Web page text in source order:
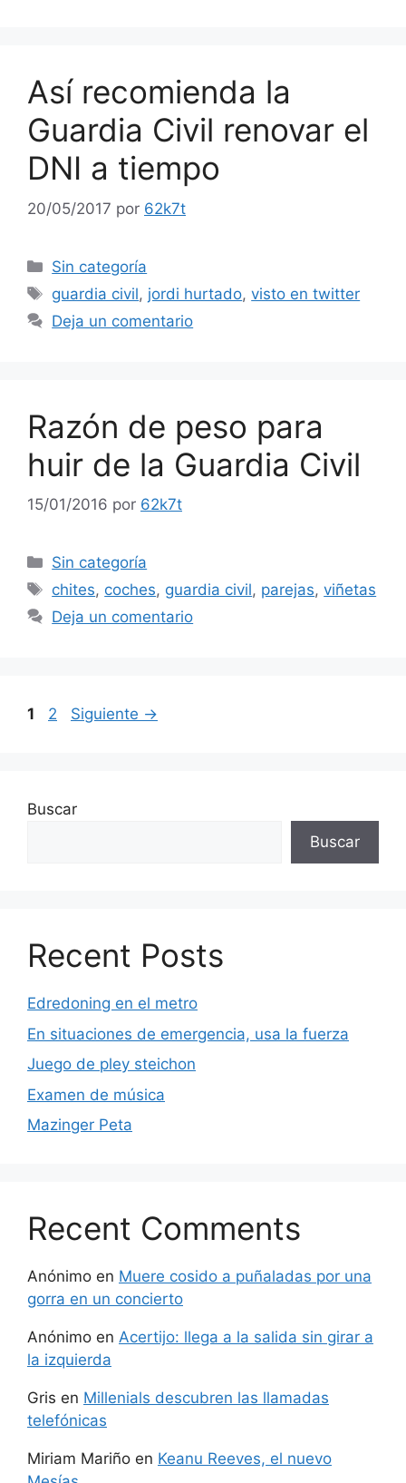
Así recomienda la
Guardia Civil renovar el
DNI a tiempo
20/05/2017 por 62k7t
Categorías
Sin categoría
Etiquetas
guardia civil, jordi hurtado,visto en twitter
Deja un comentario
Razón de peso para
huir de la Guardia Civil
15/01/2016 por 62k7t
Categorías
Sin categoría
Etiquetas
chites, coches, guardia civil, parejas,viñetas
Deja un comentario
Página
1 Página
2 Siguiente →
Buscar
Buscar
Recent Posts
Edredoning en el metro
En situaciones de emergencia, usa la fuerza
Juego de pley steichon
Examen de música
Mazinger Peta
Recent Comments
Anónimo en Muere cosido a puñaladas por una
gorra en un concierto
Anónimo en Acertijo: llega a la salida sin girar a
la izquierda
Gris en Millenials descubren las llamadas
telefónicas
Miriam Mariño en Keanu Reeves, el nuevo